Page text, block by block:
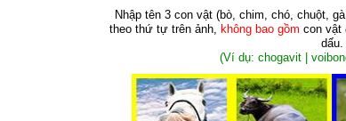
Nhập tên 3 con vật (bò, chim, chó, chuột,
theo thứ tự trên ảnh, không bao gồm con vật
dấu.
(Ví dụ: chogavit |